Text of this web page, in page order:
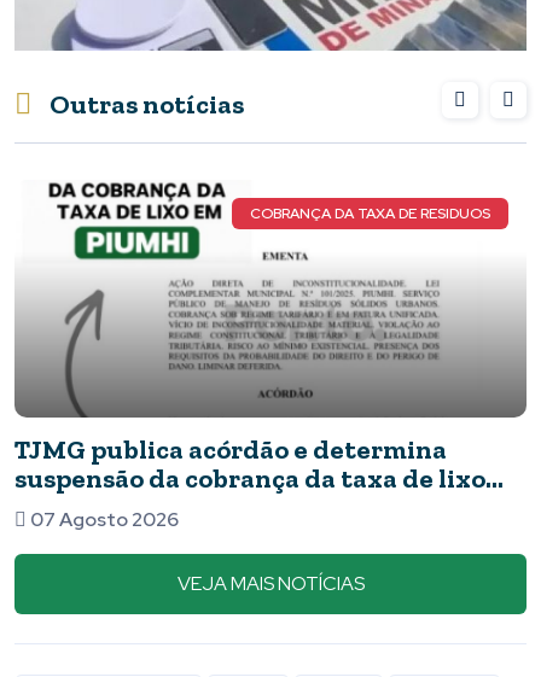
Outras notícias
NOVOS DETALHES DO
Novos detalhes do caso: cães
apresentavam ferimentos e comida
barata
07 Agosto 2026
VEJA MAIS NOTÍCIAS